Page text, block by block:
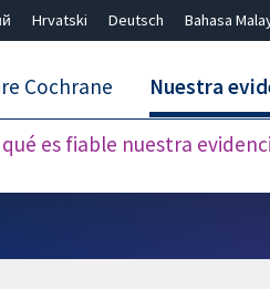
Hrvatski Deutsch Bahasa
Cochrane Nuestra
es fiable nuestra